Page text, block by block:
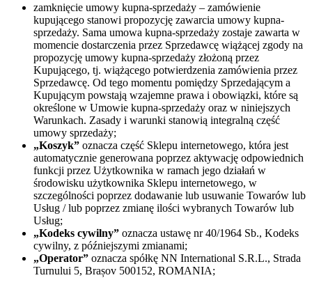
zamknięcie umowy kupna-sprzedaży – zamówienie
kupującego stanowi propozycję zawarcia umowy kupna-
sprzedaży. Sama umowa kupna-sprzedaży zostaje zawarta w
momencie dostarczenia przez Sprzedawcę wiążącej zgody na
propozycję umowy kupna-sprzedaży złożoną przez
Kupującego, tj. wiążącego potwierdzenia zamówienia przez
Sprzedawcę. Od tego momentu pomiędzy Sprzedającym a
Kupującym powstają wzajemne prawa i obowiązki, które są
określone w Umowie kupna-sprzedaży oraz w niniejszych
Warunkach. Zasady i warunki stanowią integralną część
umowy sprzedaży;
„Koszyk” oznacza część Sklepu internetowego, która jest
automatycznie generowana poprzez aktywację odpowiednich
funkcji przez Użytkownika w ramach jego działań w
środowisku użytkownika Sklepu internetowego, w
szczególności poprzez dodawanie lub usuwanie Towarów lub
Usług / lub poprzez zmianę ilości wybranych Towarów lub
Usług;
„Kodeks cywilny” oznacza ustawę nr 40/1964 Sb., Kodeks
cywilny, z późniejszymi zmianami;
„Operator” oznacza spółkę NN International S.R.L., Strada
Turnului 5, Brașov 500152, ROMANIA;